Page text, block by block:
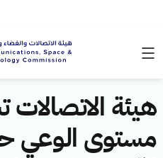
هيئة
مستوى الوعي